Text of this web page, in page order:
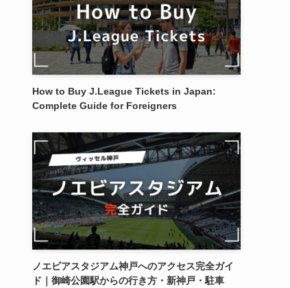
How to Buy J.League Tickets in Japan:
Complete Guide for Foreigners
ノエビアスタジアム神戸へのアクセス完全ガイ
ド｜御崎公園駅からの行き方・新神戸・駐車